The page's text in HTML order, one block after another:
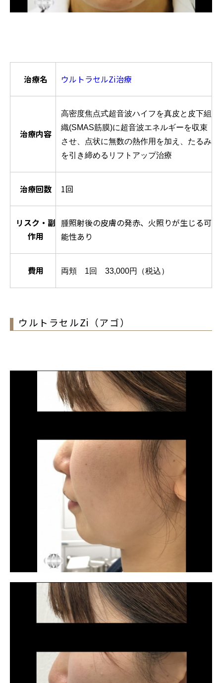
治療名 ウルトラセルZi治療
治療内容
高密度焦点式超音波ハイフを真皮と皮下組
織(SMAS筋膜)に超音波エネルギーを収束
させ、点状に無数の熱作用を加え、たるみ
を引き締めるリフトアップ治療
治療回数 1回
リスク・副
作用
腫照射後の皮膚の発赤、火照りが生じる可
能性あり
費用 両頬 1回 33,000円（税込）
ウルトラセルZi（アゴ）